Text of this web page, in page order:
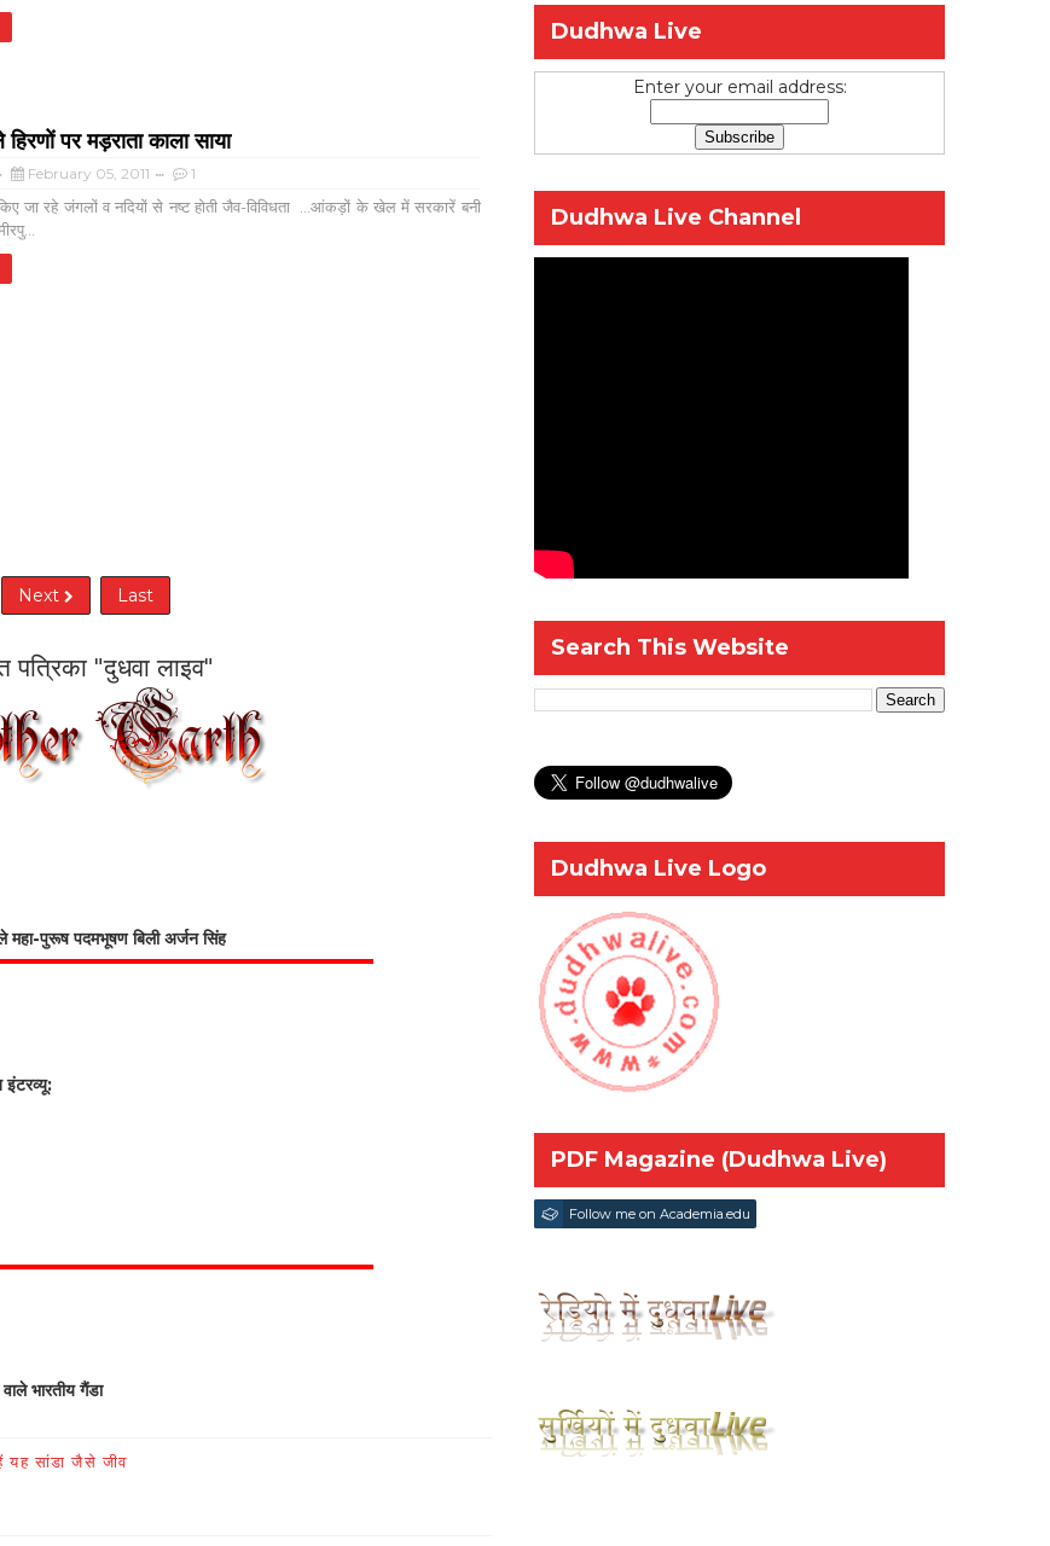
पर मड़राता काला साया
February 05, 2011 1
जा रहे जंगलों व नदियों से नष्ट होती जैव-विविधता ...आंकड़ों के खेल में सरकारें बनी
Next Last
पत्रिका "दुधवा लाइव"
महा-पुरूष पदमभूषण बिली अर्जन सिंह
इंटरव्यू:
भारतीय गैंडा
यह सांडा जैसे जीव
Dudhwa Live
Enter your email address:
Dudhwa Live Channel
Search This Website
Dudhwa Live Logo
PDF Magazine (Dudhwa Live)
Follow me on Academia.edu